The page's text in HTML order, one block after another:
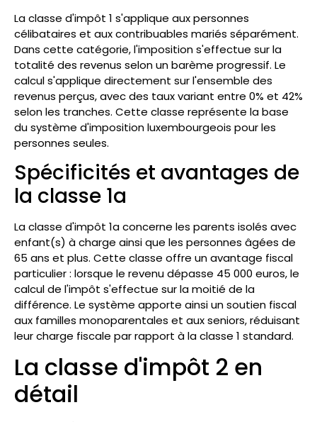
La classe d'impôt 1 s'applique aux personnes
célibataires et aux contribuables mariés séparément.
Dans cette catégorie, l'imposition s'effectue sur la
totalité des revenus selon un barème progressif. Le
calcul s'applique directement sur l'ensemble des
revenus perçus, avec des taux variant entre 0% et 42%
selon les tranches. Cette classe représente la base
du système d'imposition luxembourgeois pour les
personnes seules.
Spécificités et avantages de
la classe 1a
La classe d'impôt 1a concerne les parents isolés avec
enfant(s) à charge ainsi que les personnes âgées de
65 ans et plus. Cette classe offre un avantage fiscal
particulier : lorsque le revenu dépasse 45 000 euros, le
calcul de l'impôt s'effectue sur la moitié de la
différence. Le système apporte ainsi un soutien fiscal
aux familles monoparentales et aux seniors, réduisant
leur charge fiscale par rapport à la classe 1 standard.
La classe d'impôt 2 en
détail